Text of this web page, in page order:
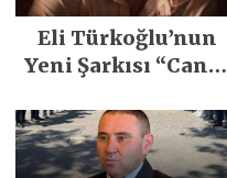
Eli Türkoğlu’nun
Yeni Şarkısı “Canın
İlgi Gördü!..